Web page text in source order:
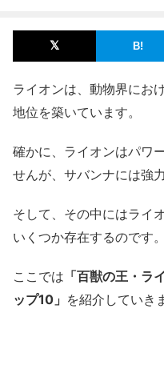
ライオンは、動物界にお
地位を築いています。
確かに、ライオンはパワ
せんが、サバンナには強
そして、その中にはライ
いくつか存在するのです。
ここでは 「百獣の王・ラ
ップ10」 を紹介していき